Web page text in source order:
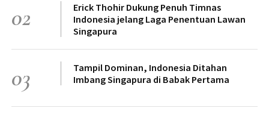
02
Erick Thohir Dukung Penuh Timnas
Indonesia jelang Laga Penentuan Lawan
Singapura
03
Tampil Dominan, Indonesia Ditahan
Imbang Singapura di Babak Pertama